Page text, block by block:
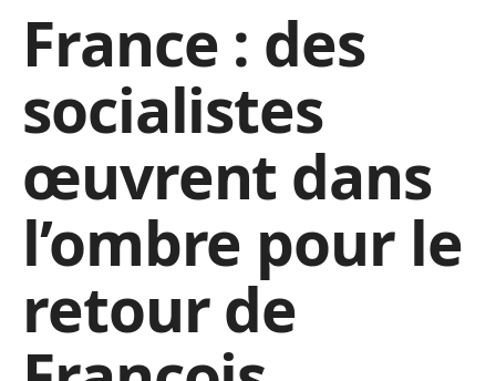
France : des
socialistes
œuvrent dans
l’ombre pour le
retour de